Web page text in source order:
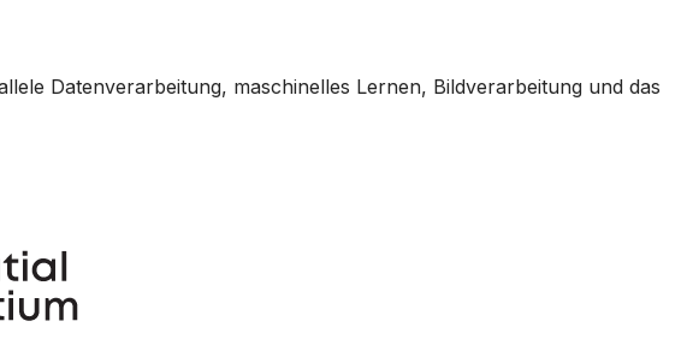
Datenverarbeitung, maschinelles Lernen, Bildverarbeitung und das